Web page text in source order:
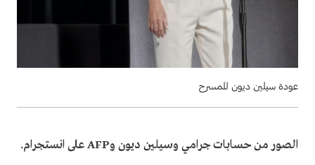
عودة سيلين ديون للمسرح
الصور من حسابات جرامي وسيلين ديون وAFP على انستجرام.